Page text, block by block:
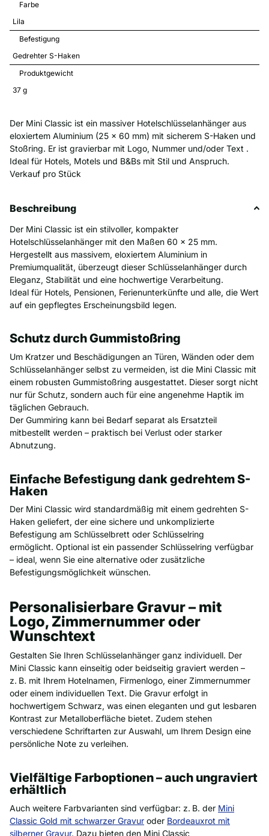
Farbe
Lila
Befestigung
Gedrehter S-Haken
Produktgewicht
37 g
Der Mini Classic ist ein massiver Hotelschlüsselanhänger aus
eloxiertem Aluminium (25 x 60 mm) mit sicherem S-Haken und
Stoßring. Er ist gravierbar mit Logo, Nummer und/oder Text .
Ideal für Hotels, Motels und B&Bs mit Stil und Anspruch.
Verkauf pro Stück
Beschreibung
Der Mini Classic ist ein stilvoller, kompakter
Hotelschlüsselanhänger mit den Maßen 60 x 25 mm.
Hergestellt aus massivem, eloxiertem Aluminium in
Premiumqualität, überzeugt dieser Schlüsselanhänger durch
Eleganz, Stabilität und eine hochwertige Verarbeitung.
Ideal für Hotels, Pensionen, Ferienunterkünfte und alle, die Wert
auf ein gepflegtes Erscheinungsbild legen.
Schutz durch Gummistoßring
Um Kratzer und Beschädigungen an Türen, Wänden oder dem
Schlüsselanhänger selbst zu vermeiden, ist die Mini Classic mit
einem robusten Gummistoßring ausgestattet. Dieser sorgt nicht
nur für Schutz, sondern auch für eine angenehme Haptik im
täglichen Gebrauch.
Der Gummiring kann bei Bedarf separat als Ersatzteil
mitbestellt werden – praktisch bei Verlust oder starker
Abnutzung.
Einfache Befestigung dank gedrehtem S-
Haken
Der Mini Classic wird standardmäßig mit einem gedrehten S-
Haken geliefert, der eine sichere und unkomplizierte
Befestigung am Schlüsselbrett oder Schlüsselring
ermöglicht. Optional ist ein passender Schlüsselring verfügbar
– ideal, wenn Sie eine alternative oder zusätzliche
Befestigungsmöglichkeit wünschen.
Personalisierbare Gravur – mit
Logo, Zimmernummer oder
Wunschtext
Gestalten Sie Ihren Schlüsselanhänger ganz individuell. Der
Mini Classic kann einseitig oder beidseitig graviert werden –
z. B. mit Ihrem Hotelnamen, Firmenlogo, einer Zimmernummer
oder einem individuellen Text. Die Gravur erfolgt in
hochwertigem Schwarz, was einen eleganten und gut lesbaren
Kontrast zur Metalloberfläche bietet. Zudem stehen
verschiedene Schriftarten zur Auswahl, um Ihrem Design eine
persönliche Note zu verleihen.
Vielfältige Farboptionen – auch ungraviert
erhältlich
Auch weitere Farbvarianten sind verfügbar: z. B. der Mini
Classic Gold mit schwarzer Gravur oder Bordeauxrot mit
silberner Gravur. Dazu bieten den Mini Classic